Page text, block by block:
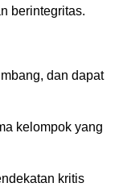
berintegritas.
dan dapat
kelompok yang
kritis